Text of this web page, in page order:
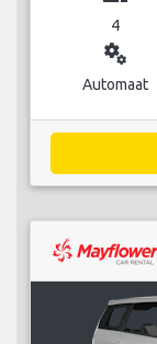
4
miscellaneous_services
Automaat